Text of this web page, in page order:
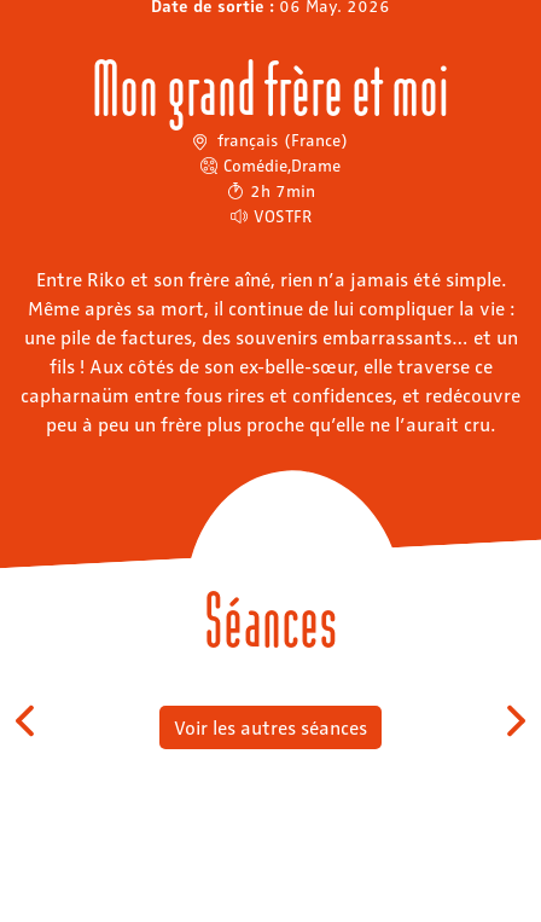
Date de sortie : 06 May. 2026
Mon grand frère et moi
français (France)
Comédie,Drame
2h 7min
VOSTFR
Entre Riko et son frère aîné, rien n’a jamais été simple.
Même après sa mort, il continue de lui compliquer la vie :
une pile de factures, des souvenirs embarrassants… et un
fils ! Aux côtés de son ex-belle-sœur, elle traverse ce
capharnaüm entre fous rires et confidences, et redécouvre
peu à peu un frère plus proche qu’elle ne l’aurait cru.
Séances
Voir les autres séances